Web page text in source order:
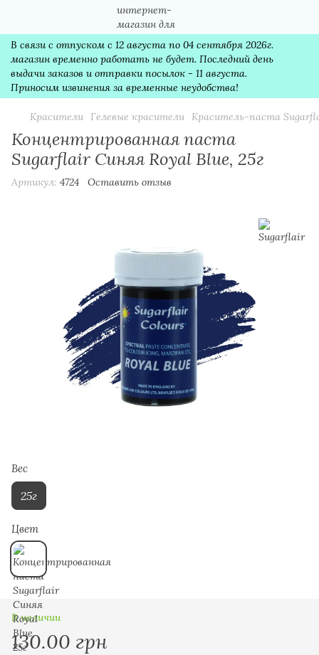
В связи с отпуском с 12 августа по 04 сентября 2026г.
магазин временно работать не будет. Последний день
выдачи заказов и отправки посылок - 11 августа.
Приносим извинения за временные неудобства!
Красители Гелевые красители Краситель-паста
Концентрированная паста
Sugarflair Синяя Royal Blue, 25г
Артикул: 4724 Оставить отзыв
Вес
25г
Цвет
В наличии
130.00 грн